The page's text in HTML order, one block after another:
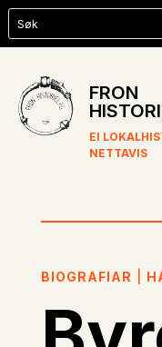
FRON
EI
NETTAVIS
BIOGRAFIAR